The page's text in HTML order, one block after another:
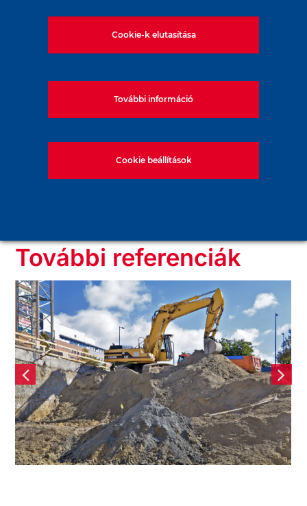
Alkalmazott technológia:
Jet Grouting
További referenciák
Négy tömbre nyitott
irodavilág – Promenade
Gardens
Cookie-k elutasítása
További információ
Cookie beállítások